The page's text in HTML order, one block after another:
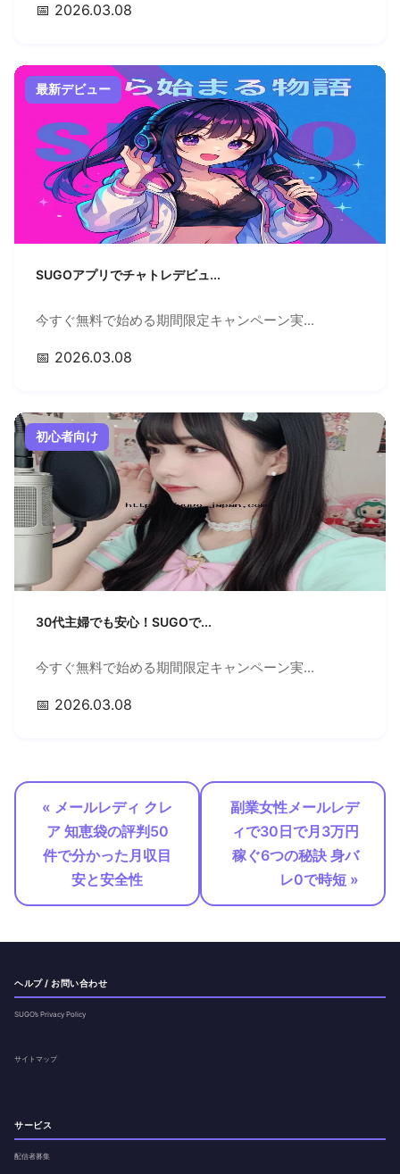
📅 2026.03.08
最新デビュー
SUGOアプリでチャトレデビュ...
今すぐ無料で始める期間限定キャンペーン実...
📅 2026.03.08
初心者向け
30代主婦でも安心！SUGOで...
今すぐ無料で始める期間限定キャンペーン実...
📅 2026.03.08
« メールレディ クレ
ア 知恵袋の評判50
件で分かった月収目
安と安全性
副業女性メールレデ
ィで30日で月3万円
稼ぐ6つの秘訣 身バ
レ0で時短 »
ヘルプ / お問い合わせ
SUGO’s Privacy Policy
サイトマップ
サービス
配信者募集